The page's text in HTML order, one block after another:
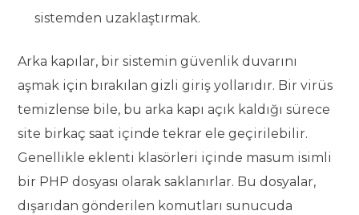
sistemden uzaklaştırmak.
Arka kapılar, bir sistemin güvenlik duvarını
aşmak için bırakılan gizli giriş yollarıdır. Bir virüs
temizlense bile, bu arka kapı açık kaldığı sürece
site birkaç saat içinde tekrar ele geçirilebilir.
Genellikle eklenti klasörleri içinde masum isimli
bir PHP dosyası olarak saklanırlar. Bu dosyalar,
dışarıdan gönderilen komutları sunucuda